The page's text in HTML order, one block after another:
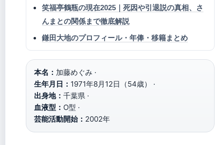
笑福亭鶴瓶の現在2025｜死因や引退説の真相、さ
んまとの関係まで徹底解説
鎌田大地のプロフィール・年俸・移籍まとめ
本名： 加藤めぐみ ·
生年月日： 1971年8月12日（54歳） ·
出身地： 千葉県 ·
血液型： O型 ·
芸能活動開始： 2002年